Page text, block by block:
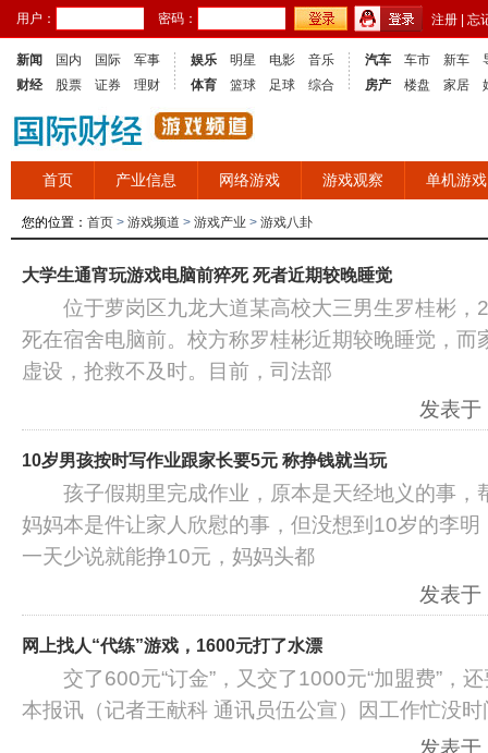
用户： 密码： 注册 忘
新闻 国内 国际
军事
财经
股票 证券 理财
娱乐 明星 电影
音乐
体育
篮球 足球 综合
汽车 车市 新车
房产
楼盘 家居
首页 产业信息 网络游戏 游戏观察 单机游戏
您的位置： 首页 > 游戏频道 > 游戏产业 > 游戏八卦
大学生通宵玩游戏电脑前猝死 死者近期较晚睡觉
位于萝岗区九龙大道某高校大三男生罗桂彬，
死在宿舍电脑前。校方称罗桂彬近期较晚睡觉，而
虚设，抢救不及时。目前，司法部
发表
10岁男孩按时写作业跟家长要5元 称挣钱就当玩
孩子假期里完成作业，原本是天经地义的事，
妈妈本是件让家人欣慰的事，但没想到10岁的李
一天少说就能挣10元，妈妈头都
发表
网上找人“代练”游戏，1600元打了水漂
交了600元“订金”，又交了1000元“加盟费”
本报讯（记者王献科 通讯员伍公宣）因工作忙没
发表